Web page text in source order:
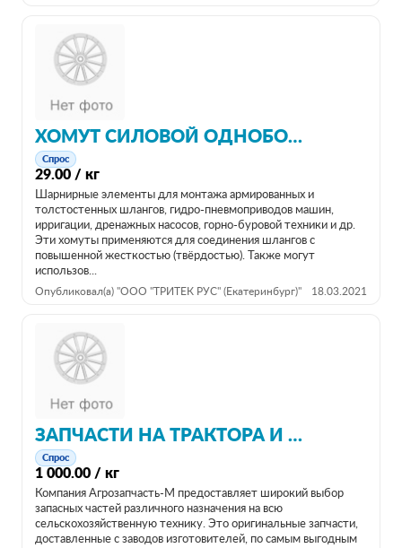
ХОМУТ СИЛОВОЙ ОДНОБОЛТОВЫЙ ОЦИНКОВАННЫЙ
Спрос
29.00 / кг
Шарнирные элементы для монтажа армированных и
толстостенных шлангов, гидро-пневмоприводов машин,
ирригации, дренажных насосов, горно-буровой техники и др.
Эти хомуты применяются для соединения шлангов с
повышенной жесткостью (твёрдостью). Также могут
использов...
Опубликовал(а) "ООО "ТРИТЕК РУС" (Екатеринбург)" 18.03.2021
ЗАПЧАСТИ НА ТРАКТОРА И СЕЛЬХОЗТЕХНИКУ
Спрос
1 000.00 / кг
Компания Агрозапчасть-М предоставляет широкий выбор
запасных частей различного назначения на всю
сельскохозяйственную технику. Это оригинальные запчасти,
доставленные с заводов изготовителей, по самым выгодным